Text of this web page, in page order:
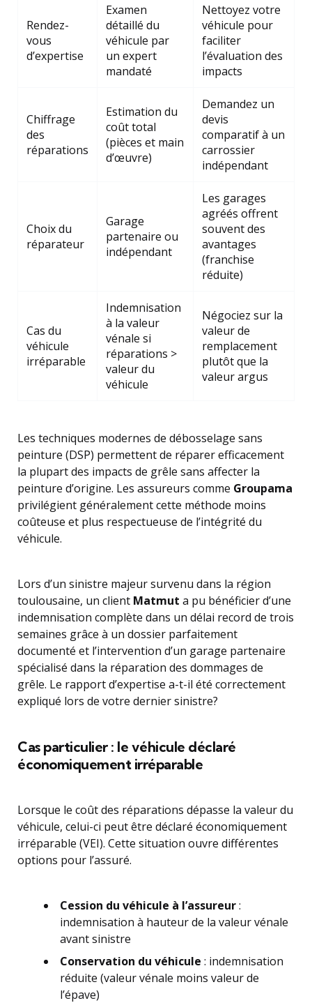
Rendez-
vous
d’expertise
Examen
détaillé du
véhicule par
un expert
mandaté
Nettoyez votre
véhicule pour
faciliter
l’évaluation des
impacts
Chiffrage
des
réparations
Estimation du
coût total
(pièces et main
d’œuvre)
Demandez un
devis
comparatif à un
carrossier
indépendant
Choix du
réparateur
Garage
partenaire ou
indépendant
Les garages
agréés offrent
souvent des
avantages
(franchise
réduite)
Cas du
véhicule
irréparable
Indemnisation
à la valeur
vénale si
réparations >
valeur du
véhicule
Négociez sur la
valeur de
remplacement
plutôt que la
valeur argus
Les techniques modernes de débosselage sans
peinture (DSP) permettent de réparer efficacement
la plupart des impacts de grêle sans affecter la
peinture d’origine. Les assureurs comme Groupama
privilégient généralement cette méthode moins
coûteuse et plus respectueuse de l’intégrité du
véhicule.
Lors d’un sinistre majeur survenu dans la région
toulousaine, un client Matmut a pu bénéficier d’une
indemnisation complète dans un délai record de trois
semaines grâce à un dossier parfaitement
documenté et l’intervention d’un garage partenaire
spécialisé dans la réparation des dommages de
grêle. Le rapport d’expertise a-t-il été correctement
expliqué lors de votre dernier sinistre?
Cas particulier : le véhicule déclaré
économiquement irréparable
Lorsque le coût des réparations dépasse la valeur du
véhicule, celui-ci peut être déclaré économiquement
irréparable (VEI). Cette situation ouvre différentes
options pour l’assuré.
Cession du véhicule à l’assureur:
indemnisation à hauteur de la valeur vénale
avant sinistre
Conservation du véhicule : indemnisation
réduite (valeur vénale moins valeur de
l’épave)